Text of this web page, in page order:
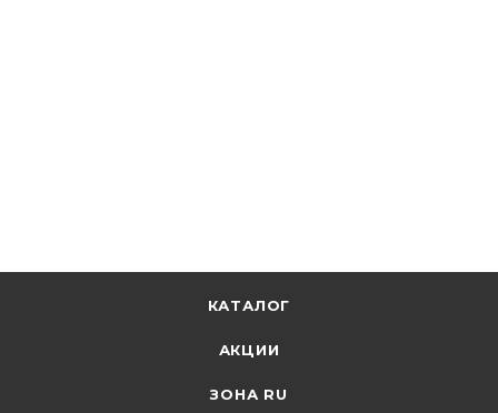
КАТАЛОГ
АКЦИИ
ЗОНА RU